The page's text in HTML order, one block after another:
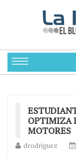
OPTIMIZA
MOTORES
drodriguez